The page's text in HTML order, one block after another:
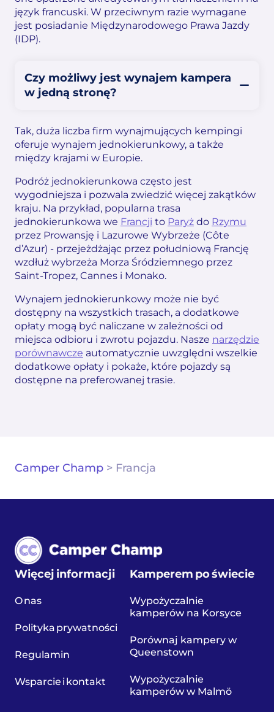
język francuski. W przeciwnym razie wymagane
jest posiadanie Międzynarodowego Prawa Jazdy
(IDP).
Czy możliwy jest wynajem kampera
w jedną stronę?
Tak, duża liczba firm wynajmujących kempingi
oferuje wynajem jednokierunkowy, a także
między krajami w Europie.
Podróż jednokierunkowa często jest
wygodniejsza i pozwala zwiedzić więcej zakątków
kraju. Na przykład, popularna trasa
jednokierunkowa we Francji to Paryż do Rzymu
przez Prowansję i Lazurowe Wybrzeże (Côte
d’Azur) - przejeżdżając przez południową Francję
wzdłuż wybrzeża Morza Śródziemnego przez
Saint-Tropez, Cannes i Monako.
Wynajem jednokierunkowy może nie być
dostępny na wszystkich trasach, a dodatkowe
opłaty mogą być naliczane w zależności od
miejsca odbioru i zwrotu pojazdu. Nasze narzędzie
porównawcze automatycznie uwzględni wszelkie
dodatkowe opłaty i pokaże, które pojazdy są
dostępne na preferowanej trasie.
Camper Champ > Francja
Więcej informacji
O nas
Polityka prywatności
Regulamin
Wsparcie i kontakt
Kamperem po świecie
Wypożyczalnie
kamperów na Korsyce
Porównaj kampery w
Queenstown
Wypożyczalnie
kamperów w Malmö